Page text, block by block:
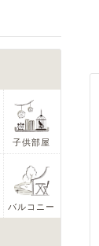
子供部屋
バルコニー